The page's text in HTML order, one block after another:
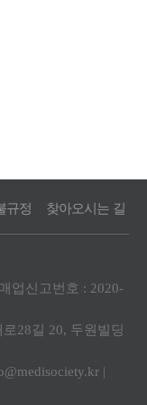
규정 찾아오시는 길
업신고번호 : 2020-
28길 20, 두원빌딩
|